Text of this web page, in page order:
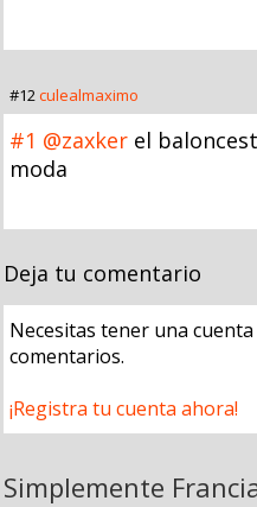
#12culealmaximo
#1 @zaxker el
moda
Deja tu comentario
Necesitas tener una
comentarios.
¡Registra tu cuenta ahora!
Simplemente